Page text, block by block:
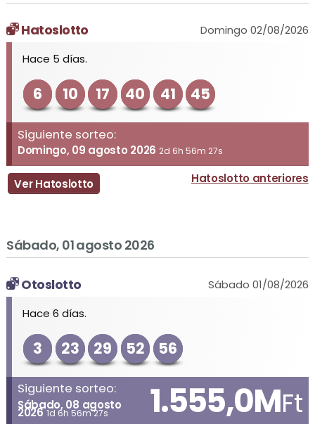
Hatoslotto
Domingo 02/08/2026
Hace 5 días.
6 10 17 40 41 45
Siguiente sorteo:
Domingo, 09 agosto 2026 2d 6h 56m 27s
Ver Hatoslotto Hatoslotto anteriores
Sábado, 01 agosto 2026
Otoslotto
Sábado 01/08/2026
Hace 6 días.
3 23 29 52 56
Siguiente sorteo:
Sábado, 08 agosto
2026 1d 6h 56m 27s 1.555,0MFt